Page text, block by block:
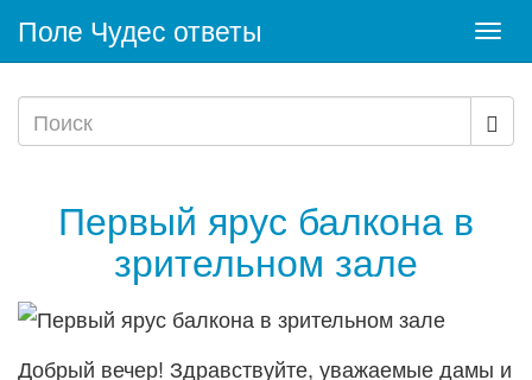
Поле Чудес ответы
Первый ярус балкона в
зрительном зале
Добрый вечер! Здравствуйте, уважаемые дамы и